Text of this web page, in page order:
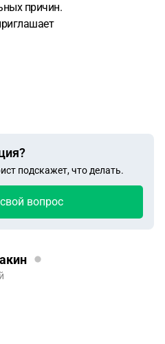
причин.
подскажет, что делать.
вопрос